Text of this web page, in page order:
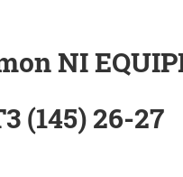
NI
(145) 26-27